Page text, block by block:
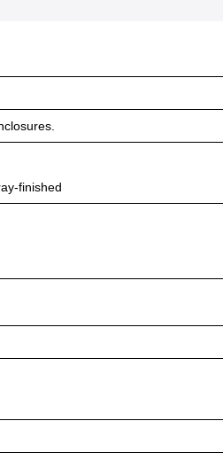
finished